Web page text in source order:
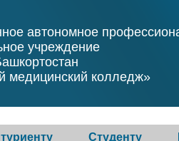
автономное
учреждение
медицинский колледж»
Студенту